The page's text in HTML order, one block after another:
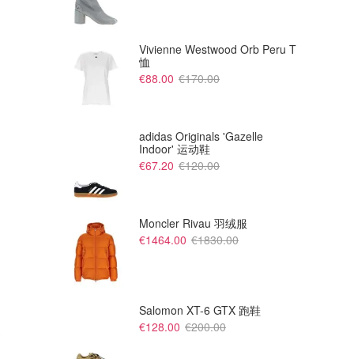
Vivienne Westwood Orb Peru T
恤
€88.00 €170.00
adidas Originals 'Gazelle
Indoor' 运动鞋
€67.20 €120.00
Moncler Rivau 羽绒服
€1464.00 €1830.00
Salomon XT-6 GTX 跑鞋
€128.00 €200.00